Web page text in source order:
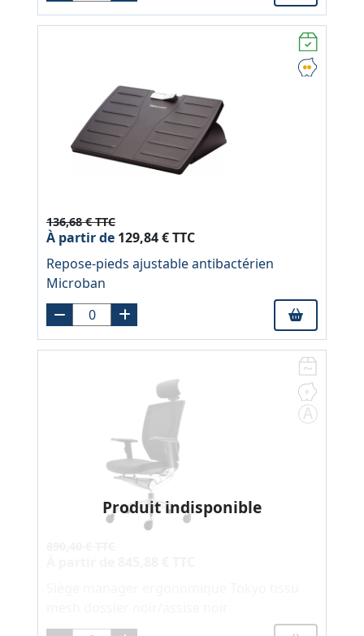
136,68 € TTC
À partir de 129,84 € TTC
Repose-pieds ajustable antibactérien
Microban
Produit indisponible